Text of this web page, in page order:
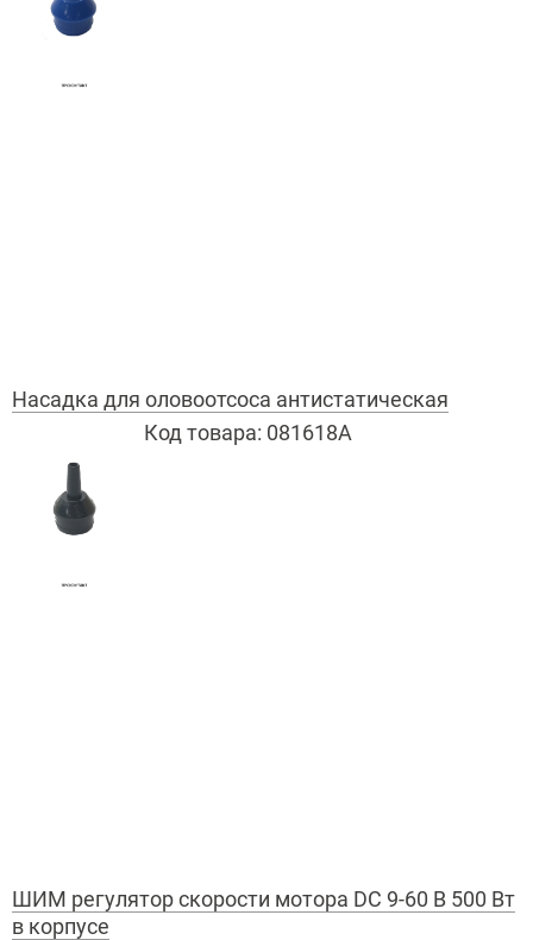
Насадка для оловоотсоса антистатическая
Код товара: 081618А
ШИМ регулятор скорости мотора DC 9-60 В 500 Вт
в корпусе